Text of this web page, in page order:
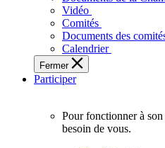
touchent
des
Ontariennes
et
Vidéo
Comités
Documents des
Calendrier
Fermer
Participer
Pour fonctionner à
besoin de vous.